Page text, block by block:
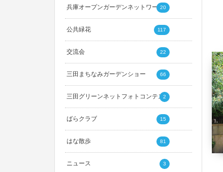
兵庫オープンガーデンネットワーク20
公共緑花 117
交流会 22
三田まちなみガーデンショー 66
三田グリーンネットフォトコンテスト
2
ばらクラブ 15
はな散歩 81
ニュース 3